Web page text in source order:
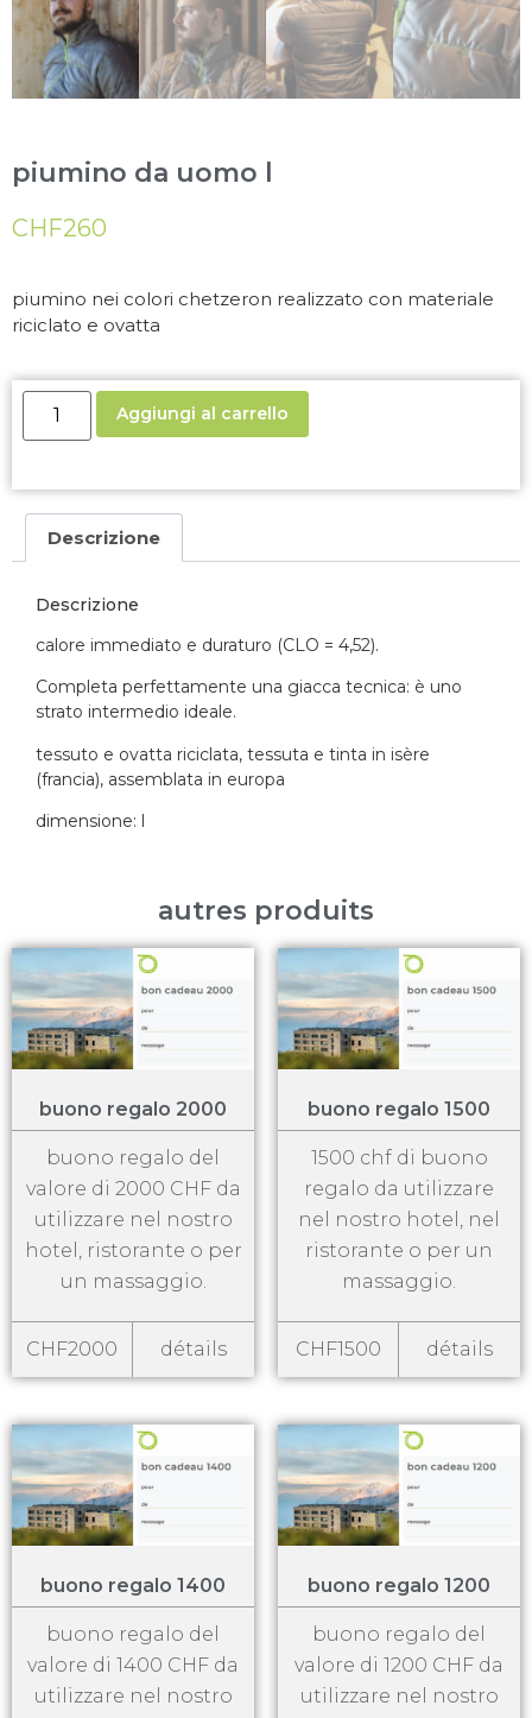
piumino da uomo l
CHF260
piumino nei colori chetzeron realizzato con materiale
riciclato e ovatta
Aggiungi al carrello
Descrizione
Descrizione
calore immediato e duraturo (CLO = 4,52).
Completa perfettamente una giacca tecnica: è uno
strato intermedio ideale.
tessuto e ovatta riciclata, tessuta e tinta in isère
(francia), assemblata in europa
dimensione: l
autres produits
buono regalo 2000
buono regalo del
valore di 2000 CHF da
utilizzare nel nostro
hotel, ristorante o per
un massaggio.
CHF2000 détails
buono regalo 1500
1500 chf di buono
regalo da utilizzare
nel nostro hotel, nel
ristorante o per un
massaggio.
CHF1500 détails
buono regalo 1400
buono regalo del
valore di 1400 CHF da
utilizzare nel nostro
buono regalo 1200
buono regalo del
valore di 1200 CHF da
utilizzare nel nostro